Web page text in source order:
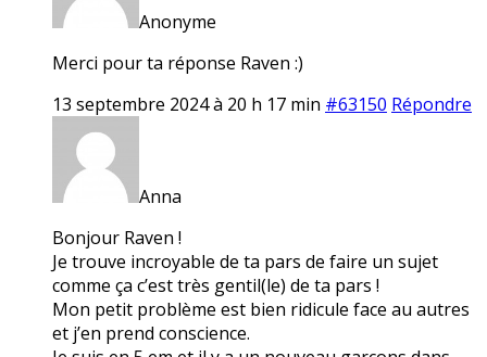
Anonyme
Merci pour ta réponse Raven :)
13 septembre 2024 à 20 h 17 min #63150 Répondre
Anna
Bonjour Raven !
Je trouve incroyable de ta pars de faire un sujet
comme ça c’est très gentil(le) de ta pars !
Mon petit problème est bien ridicule face au autres
et j’en prend conscience.